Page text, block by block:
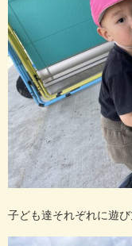
子ども達それぞれに遊